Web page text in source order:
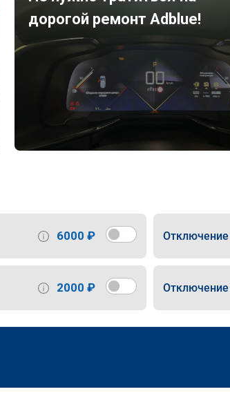
дорогой ремонт Adblue!
6000 ₽
2000 ₽ Отключение